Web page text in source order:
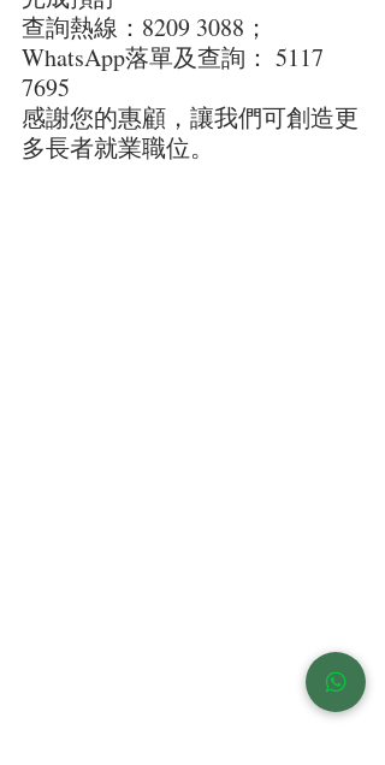
查詢熱線：8209 3088；
WhatsApp落單及查詢： 5117
7695
感謝您的惠顧，讓我們可創造更
多長者就業職位。